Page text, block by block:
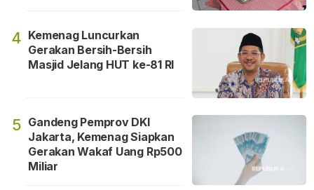
4 Kemenag Luncurkan
Gerakan Bersih-Bersih
Masjid Jelang HUT ke-81 RI
5 Gandeng Pemprov DKI
Jakarta, Kemenag Siapkan
Gerakan Wakaf Uang Rp500
Miliar